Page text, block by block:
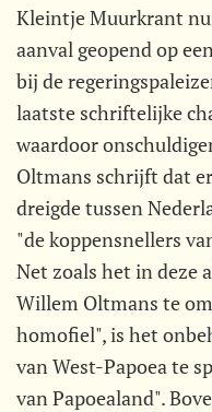
Kleintje Muurkrant
aanval geopend op
bij de
laatste schriftelijke
waardoor
Oltmans schrijft dat
dreigde tussen
"de koppensnellers
Net zoals het in deze
Willem Oltmans te
homofiel", is het
van West-Papoea te
van Papoealand".